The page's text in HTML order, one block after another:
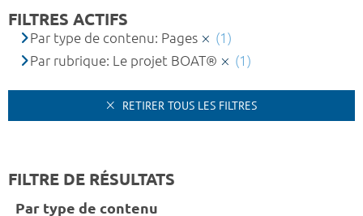
FILTRES ACTIFS
Par type de contenu: Pages
(1)
Par rubrique: Le projet BOAT®
(1)
RETIRER TOUS LES FILTRES
FILTRE DE RÉSULTATS
Par type de contenu